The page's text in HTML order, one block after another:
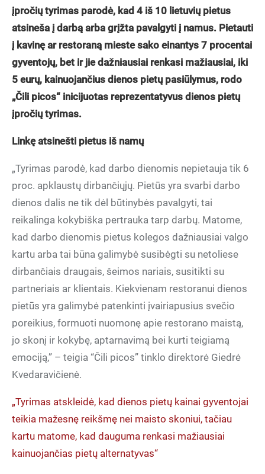
įpročių tyrimas parodė, kad 4 iš 10 lietuvių pietus
atsineša į darbą arba grįžta pavalgyti į namus. Pietauti
į kavinę ar restoraną mieste sako einantys 7 procentai
gyventojų, bet ir jie dažniausiai renkasi mažiausiai, iki
5 eurų, kainuojančius dienos pietų pasiūlymus, rodo
„Čili picos“ inicijuotas reprezentatyvus dienos pietų
įpročių tyrimas.
Linkę atsinešti pietus iš namų
„Tyrimas parodė, kad darbo dienomis nepietauja tik 6
proc. apklaustų dirbančiųjų. Pietūs yra svarbi darbo
dienos dalis ne tik dėl būtinybės pavalgyti, tai
reikalinga kokybiška pertrauka tarp darbų. Matome,
kad darbo dienomis pietus kolegos dažniausiai valgo
kartu arba tai būna galimybė susibėgti su netoliese
dirbančiais draugais, šeimos nariais, susitikti su
partneriais ar klientais. Kiekvienam restoranui dienos
pietūs yra galimybė patenkinti įvairiapusius svečio
poreikius, formuoti nuomonę apie restorano maistą,
jo skonį ir kokybę, aptarnavimą bei kurti teigiamą
emociją,” – teigia “Čili picos” tinklo direktorė Giedrė
Kvedaravičienė.
„Tyrimas atskleidė, kad dienos pietų kainai gyventojai
teikia mažesnę reikšmę nei maisto skoniui, tačiau
kartu matome, kad dauguma renkasi mažiausiai
kainuojančias pietų alternatyvas“